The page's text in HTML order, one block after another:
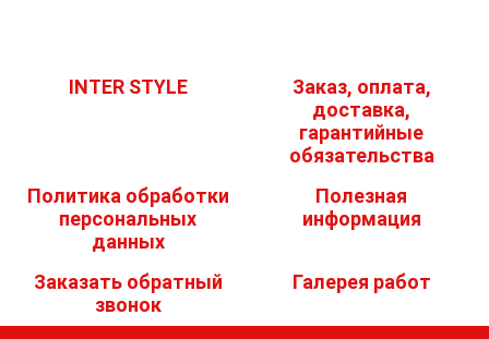
INTER STYLE
Заказ, оплата,
доставка,
гарантийные
обязательства
Политика обработки
персональных
данных
Полезная
информация
Заказать обратный
звонок
Галерея работ